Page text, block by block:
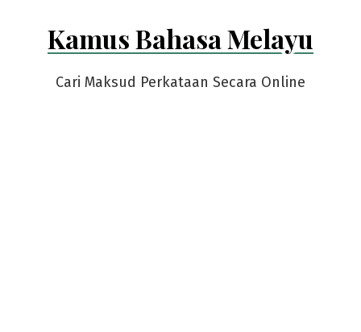
Kamus Bahasa Melayu
Cari Maksud Perkataan Secara Online